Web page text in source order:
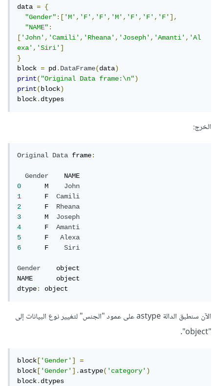
data =
{
"Gender":['M','F','F','M','F','F','F'],
"NAME":
['John','Camili','Rheana','Joseph','Amanti','Al
exa','Siri']
}
block = pd.DataFrame(data)
print("Original Data frame:\n")
print(block)
block.dtypes
الخرج:
Original Data frame:
Gender
0
      M
John
1
      F
Camili
2
      F
Rheana
3
      M
Joseph
4
      F
Amanti
5
      F
Alexa
6
      F
Siri
Gender
    object
NAME      object
dtype: object
الآن سنطبق الدالة astype على عمود "الجنس" لتغيير نوع البيانات إلى
"object".
block ['Gender']
=
block ['Gender'].astype('category')
block.dtypes